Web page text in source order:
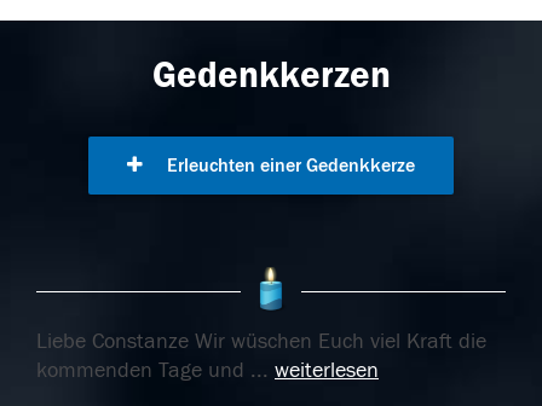
Gedenkkerzen
Erleuchten einer Gedenkkerze
Liebe Constanze Wir wüschen Euch viel Kraft die
kommenden Tage und ... weiterlesen